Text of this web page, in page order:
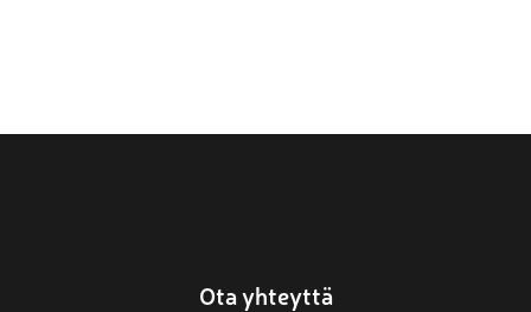
Ota yhteyttä